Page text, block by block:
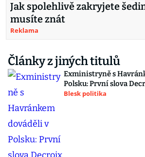
Jak spolehlivě zakryjete
musíte znát
Reklama
Články z jiných titulů
Exministryně s
Polsku: První slova
Blesk politika